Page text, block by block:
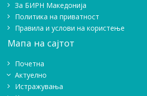
Зa БИРН Македонија
Политика на приватност
Правила и услови на користење
Мапа на сајтот
Почетна
Актуелно
Истражувањa